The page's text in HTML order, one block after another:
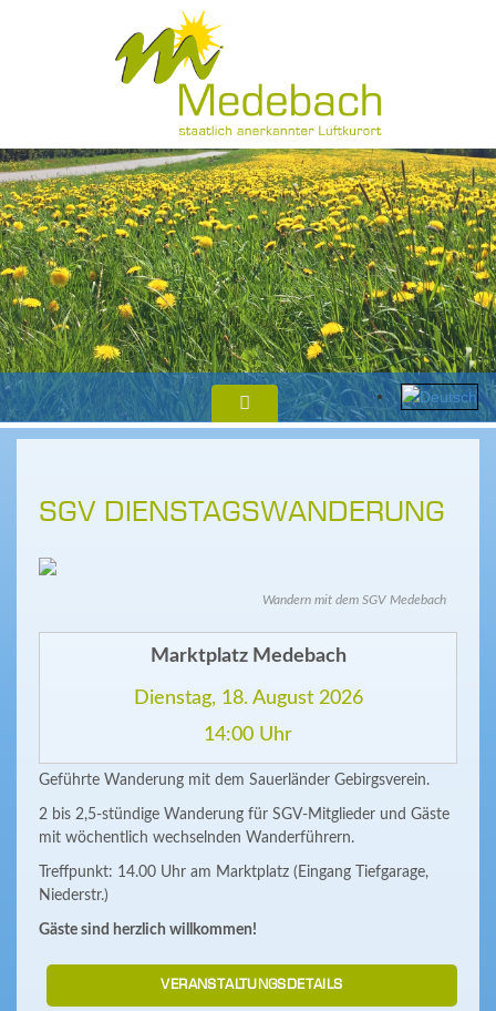
SGV DIENSTAGSWANDERUNG
Wandern mit dem SGV Medebach
Marktplatz Medebach
Dienstag, 18. August 2026
14:00 Uhr
Geführte Wanderung mit dem Sauerländer Gebirgsverein.
2 bis 2,5-stündige Wanderung für SGV-Mitglieder und Gäste
mit wöchentlich wechselnden Wanderführern.
Treffpunkt: 14.00 Uhr am Marktplatz (Eingang Tiefgarage,
Niederstr.)
Gäste sind herzlich willkommen!
VERANSTALTUNGSDETAILS